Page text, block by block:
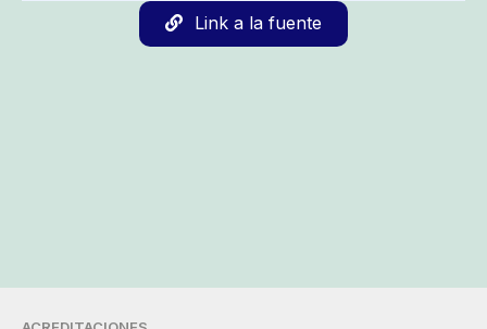
Link a la fuente